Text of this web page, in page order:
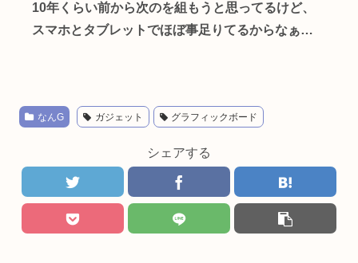
10年くらい前から次のを組もうと思ってるけど、
スマホとタブレットでほぼ事足りてるからなぁ…
なんG ガジェット グラフィックボード
シェアする